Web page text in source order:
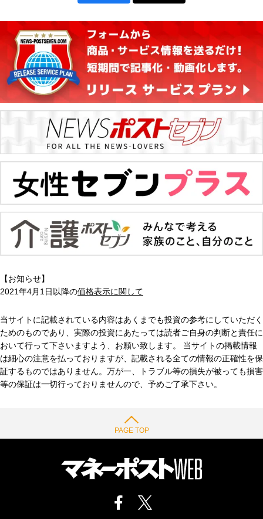
【お知らせ】
2021年4月1日以降の価格表示に関して
当サイトに記載されている内容はあくまでも投資の参考にしていただく
ためのものであり、実際の投資にあたっては読者ご自身の判断と責任に
おいて行って下さいますよう、お願い致します。 当サイトの掲載情報
は細心の注意を払っておりますが、記載される全ての情報の正確性を保
証するものではありません。万が一、トラブル等の損失が被っても損害
等の保証は一切行っておりませんので、予めご了承下さい。
PAGE TOP